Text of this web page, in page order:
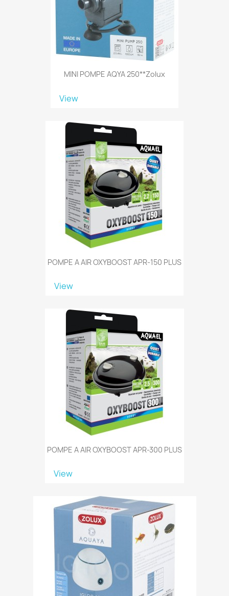
MINI POMPE AQYA 250**Zolux
View
POMPE A AIR OXYBOOST APR-150 PLUS
View
POMPE A AIR OXYBOOST APR-300 PLUS
View